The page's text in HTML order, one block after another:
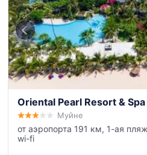
Oriental Pearl Resort & Spa
Муйне
от аэропорта 191 км, 1-ая
wi-fi